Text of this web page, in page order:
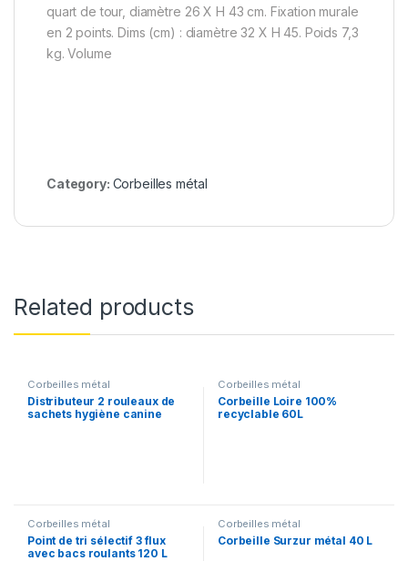
quart de tour, diamètre 26 X H 43 cm. Fixation murale
en 2 points. Dims (cm) : diamètre 32 X H 45. Poids 7,3
kg. Volume
Category: Corbeilles métal
Related products
Corbeilles métal
Distributeur 2 rouleaux de
sachets hygiène canine
Corbeilles métal
Corbeille Loire 100%
recyclable 60L
Corbeilles métal
Point de tri sélectif 3 flux
avec bacs roulants 120 L
Corbeilles métal
Corbeille Surzur métal 40 L